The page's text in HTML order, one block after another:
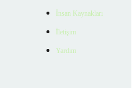
İnsan Kaynakları
İletişim
Yardım